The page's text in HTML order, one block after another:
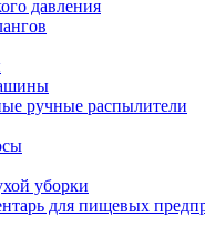
давления
ручные распылители
уборки
для пищевых